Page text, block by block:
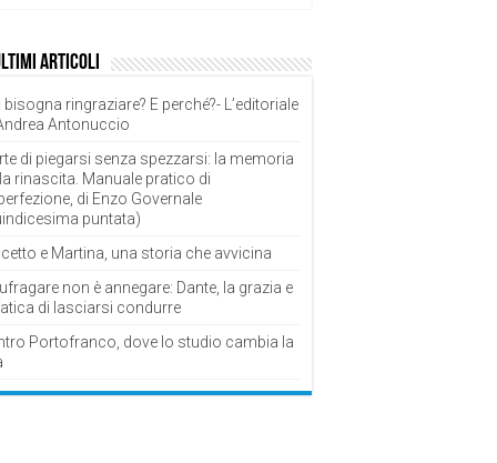
articoli
bisogna ringraziare? E perché?- L’editoriale
Antonuccio
di piegarsi senza spezzarsi: la memoria
rinascita. Manuale pratico di
di Enzo Governale
puntata)
e Martina, una storia che avvicina
non è annegare: Dante, la grazia e
di lasciarsi condurre
Portofranco, dove lo studio cambia la